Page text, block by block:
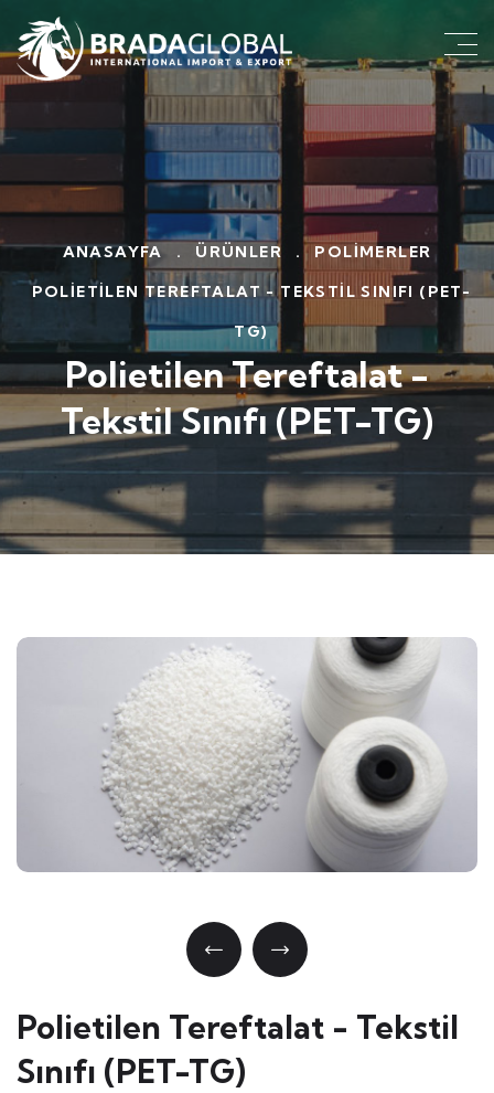
ANASAYFA . ÜRÜNLER .
POLIMERLER
POLIETILEN TEREFTALAT - TEKSTIL SINIFI (PET-
TG)
Polietilen Tereftalat -
Tekstil Sınıfı (PET-TG)
Polietilen Tereftalat - Tekstil
Sınıfı (PET-TG)